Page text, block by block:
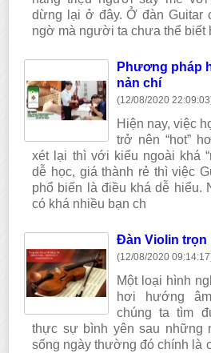
dừng lại ở đây. Ở đàn Guitar
ngờ mà người ta chưa thể biết
Phương pháp
nản chí
(12/08/2020
Hiện nay, việc
trở nên “hot”
xét lại thì với kiểu ngoài khá
dễ học, giá thành rẻ thì việc
phổ biến là điều khá dễ hiểu.
có khá nhiều bạn ch
Đàn Violin trọn
(12/08/2020
Một loại hình
hơi hướng
chúng ta tìm
thực sự bình yên sau những
sống ngày thường đó chính là